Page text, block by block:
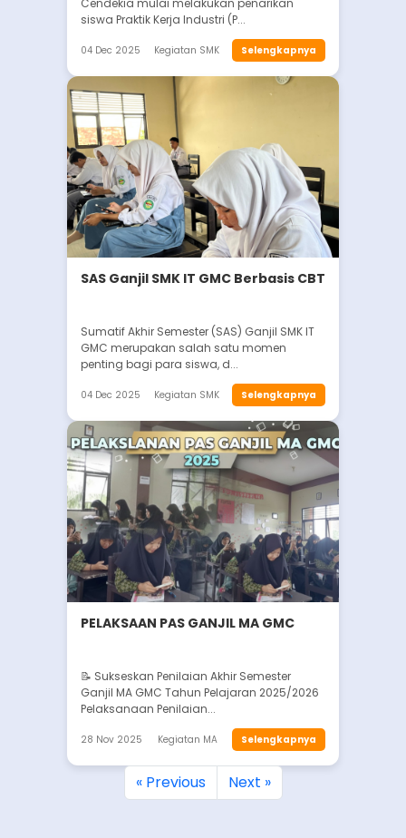
Cendekia mulai melakukan penarikan
siswa Praktik Kerja Industri (P...
04 Dec 2025 Kegiatan SMK Selengkapnya
SAS Ganjil SMK IT GMC Berbasis CBT
Sumatif Akhir Semester (SAS) Ganjil SMK IT
GMC merupakan salah satu momen
penting bagi para siswa, d...
04 Dec 2025 Kegiatan SMK Selengkapnya
PELAKSAAN PAS GANJIL MA GMC
📝 Sukseskan Penilaian Akhir Semester
Ganjil MA GMC Tahun Pelajaran 2025/2026
Pelaksanaan Penilaian...
28 Nov 2025 Kegiatan MA Selengkapnya
« Previous Next »